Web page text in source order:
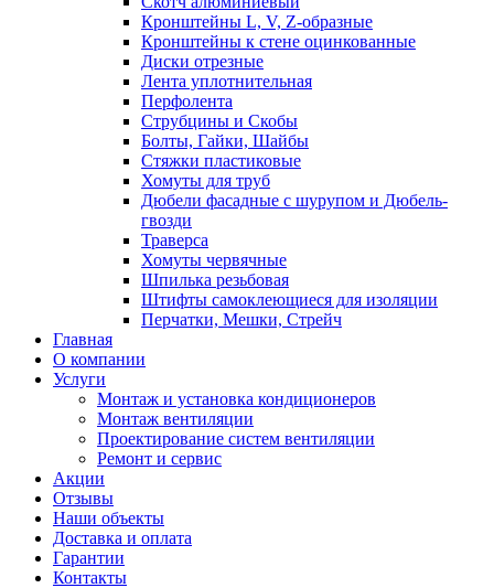
Кронштейны L, V, Z-образные
Кронштейны к стене оцинкованные
Диски отрезные
Лента уплотнительная
Перфолента
Струбцины и Скобы
Болты, Гайки, Шайбы
Стяжки пластиковые
Хомуты для труб
Дюбели фасадные с шурупом и Дюбель-
гвозди
Траверса
Хомуты червячные
Шпилька резьбовая
Штифты самоклеющиеся для изоляции
Перчатки, Мешки, Стрейч
Главная
О компании
Услуги
Монтаж и установка кондиционеров
Монтаж вентиляции
Проектирование систем вентиляции
Ремонт и сервис
Акции
Отзывы
Наши объекты
Доставка и оплата
Гарантии
Контакты